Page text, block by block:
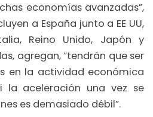
economías avanzadas”,
a España junto a EE UU,
Reino Unido, Japón y
agregan, “tendrán que ser
en la actividad económica
la aceleración una vez se
es demasiado débil”.